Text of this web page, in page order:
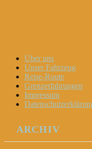
Menu
Widgets
Search
Skip
content
Über uns
Unser Fahrzeug
Reise-Route
Grenzerfahrungen
Impressum
ARCHIV